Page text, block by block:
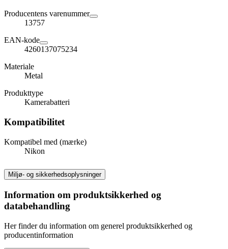
Producentens varenummer
13757
EAN-kode
4260137075234
Materiale
Metal
Produkttype
Kamerabatteri
Kompatibilitet
Kompatibel med (mærke)
Nikon
Miljø- og sikkerhedsoplysninger
Information om produktsikkerhed og
databehandling
Her finder du information om generel produktsikkerhed og
producentinformation